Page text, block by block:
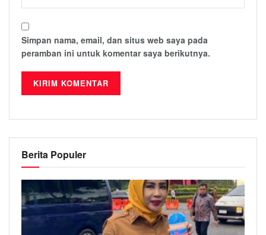
Simpan nama, email, dan situs web saya pada
peramban ini untuk komentar saya berikutnya.
Berita Populer